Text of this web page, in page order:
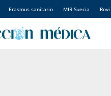
Erasmus sanitario MIR Suecia Rovi